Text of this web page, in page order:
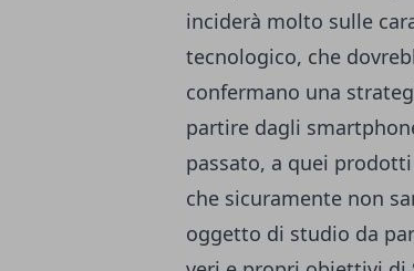
inciderà molto sulle
tecnologico, che
confermano una
partire dagli
passato, a quei
che sicuramente non
oggetto di studio da